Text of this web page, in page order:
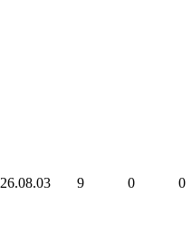
26.08.03 9 0 0